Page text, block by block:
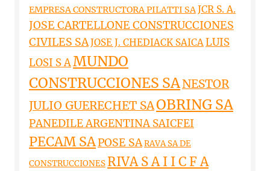
EMPRESA CONSTRUCTORA PILATTI SAJCR S. A.
JOSE CARTELLONE CONSTRUCCIONES
CIVILES SAJOSE J. CHEDIACK SAICALUIS
LOSI S AMUNDO
CONSTRUCCIONES SANESTOR
JULIO GUERECHET SAOBRING SA
PANEDILE ARGENTINA SAICFEI
PECAM SAPOSE SARAVA SA DE
CONSTRUCCIONES RIVA S A I I C F A